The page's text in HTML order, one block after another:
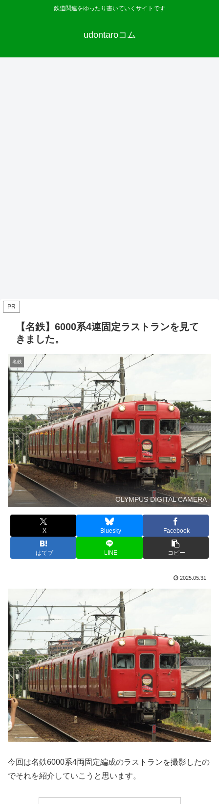
鉄道関連をゆったり書いていくサイトです
udontaroコム
PR
【名鉄】6000系4連固定ラストランを見て
きました。
名鉄
OLYMPUS DIGITAL CAMERA
X Bluesky Facebook
はてブ LINE コピー
2025.05.31
今回は名鉄6000系4両固定編成のラストランを撮影したの
でそれを紹介していこうと思います。